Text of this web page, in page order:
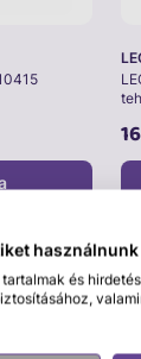
használnunk
és